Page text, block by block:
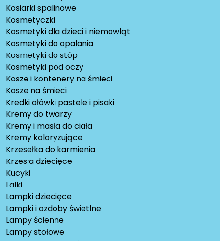
Kosiarki spalinowe
Kosmetyczki
Kosmetyki dla dzieci i niemowląt
Kosmetyki do opalania
Kosmetyki do stóp
Kosmetyki pod oczy
Kosze i kontenery na śmieci
Kosze na śmieci
Kredki ołówki pastele i pisaki
Kremy do twarzy
Kremy i masła do ciała
Kremy koloryzujące
Krzesełka do karmienia
Krzesła dziecięce
Kucyki
Lalki
Lampki dziecięce
Lampki i ozdoby świetlne
Lampy ścienne
Lampy stołowe